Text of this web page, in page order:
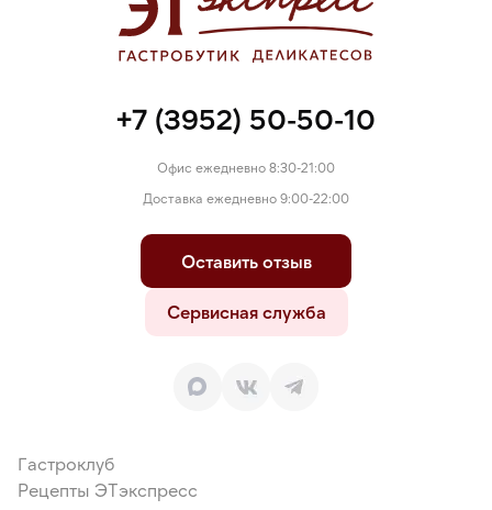
+7 (3952) 50-50-10
Офис ежедневно 8:30-21:00
Доставка ежедневно 9:00-22:00
Оставить отзыв
Сервисная служба
Гастроклуб
Рецепты ЭТэкспресс